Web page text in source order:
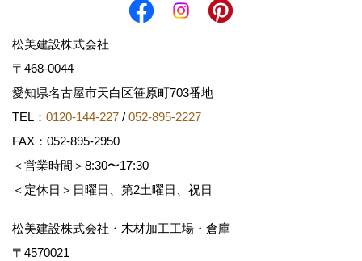
松美建設株式会社
〒468-0044
愛知県名古屋市天白区笹原町703番地
TEL： 0120-144-227 / 052-895-2227
FAX：052-895-2950
＜営業時間＞8:30〜17:30
＜定休日＞日曜日、第2土曜日、祝日
松美建設株式会社・木材加工工場・倉庫
〒4570021